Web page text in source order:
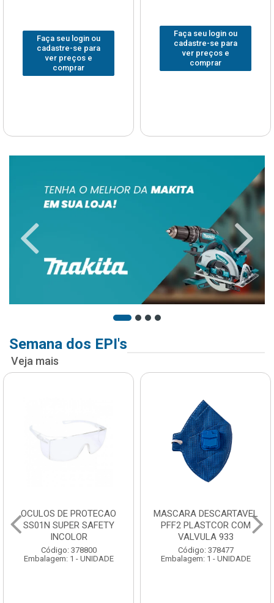
Faça seu login ou
cadastre-se para
ver preços e
comprar
Faça seu login ou
cadastre-se para
ver preços e
comprar
Semana dos EPI's
Veja mais
MASCARA DESCARTAVEL
PFF2 PLASTCOR COM
VALVULA 933
Código: 378477
Embalagem: 1 - UNIDADE
CAPA PARA CHUVA
DESCARTAVEL
TRANSPARENTE
Código: 222330
Embalagem: 1 - UNIDADE